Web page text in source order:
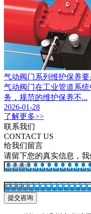
气动阀门系列维护保养要
气动阀门在工业管道系
务，规范的维护保养不...
2026-01-28
了解更多>>
联系我们
CONTACT US
给我们留言
请留下您的真实信息，